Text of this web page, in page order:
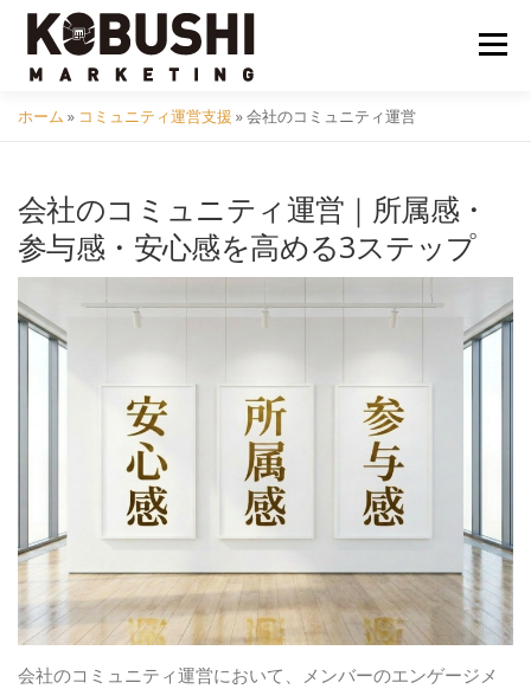
メニュ
コミュニティ サービス 資料DL 問い合わせ
ホーム » コミュニティ運営支援 »会社のコミュニティ運営
会社のコミュニティ運営｜所属感・
参与感・安心感を高める3ステップ
会社のコミュニティ運営において、メンバーのエンゲージメ